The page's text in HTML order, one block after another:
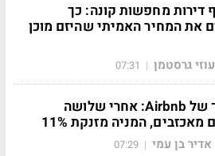
דירות מחפשות קונה: כך
את המחיר האמיתי שהיזם מוכן
עוזי גרסטמן |
07:31
המהפך של Airbnb: אחרי שלושה
מאכזבים, המניה מזנקת 11%
אדיר בן עמי |
07:29